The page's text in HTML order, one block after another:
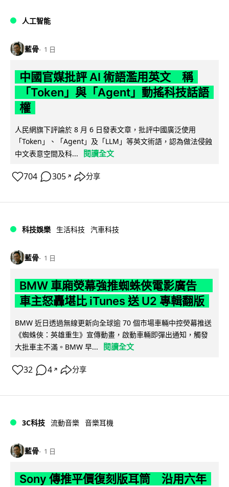
人工智能
藍骨 1 日
中國官媒批評 AI 術語濫用英文 稱
「Token」與「Agent」動搖科技話語
權
人民網旗下評論於 8 月 6 日發表文章，批評中國廣泛使用
「Token」、「Agent」及「LLM」等英文術語，認為做法侵蝕
中文表意空間及科...
閱讀全文
704 305 ↗ 分享
科技娛樂 生活科技 汽車科技
藍骨 1 日
BMW 車廂熒幕強推蜘蛛俠電影廣告
車主怒轟堪比 iTunes 送 U2 專輯翻版
BMW 近日透過無線更新向全球逾 70 個市場車輛中控熒幕推送
《蜘蛛俠：英雄重生》宣傳動畫，啟動車輛即彈出通知，觸發
大批車主不滿。BMW 早...
閱讀全文
32 4 ↗ 分享
3C科技 流動音樂 音樂耳機
藍骨 1 日
Sony 傳推平價復刻版耳筒 沿用六年